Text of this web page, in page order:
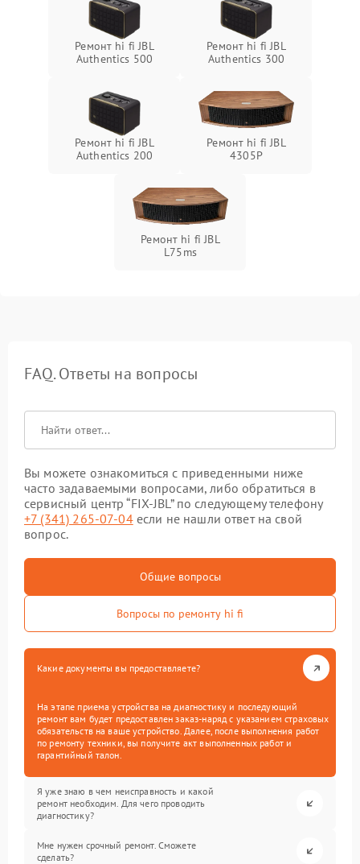
Ремонт hi fi JBL
Authentics 500
Ремонт hi fi JBL
Authentics 300
Ремонт hi fi JBL
Authentics 200
Ремонт hi fi JBL
4305P
Ремонт hi fi JBL
L75ms
FAQ. Ответы на вопросы
Вы можете ознакомиться с приведенными ниже
часто задаваемыми вопросами, либо обратиться в
сервисный центр “FIX-JBL” по следующему телефону
+7 (341) 265-07-04если не нашли ответ на свой
вопрос.
Общие вопросы
Вопросы по ремонту hi fi
Какие документы вы предоставляете?
На этапе приема устройства на диагностику и последующий
ремонт вам будет предоставлен заказ-наряд с указанием страховых
обязательств на ваше устройство. Далее, после выполнения работ
по ремонту техники, вы получите акт выполненных работ и
гарантийный талон.
Я уже знаю в чем неисправность и какой
ремонт необходим. Для чего проводить
диагностику?
Мне нужен срочный ремонт. Сможете
сделать?